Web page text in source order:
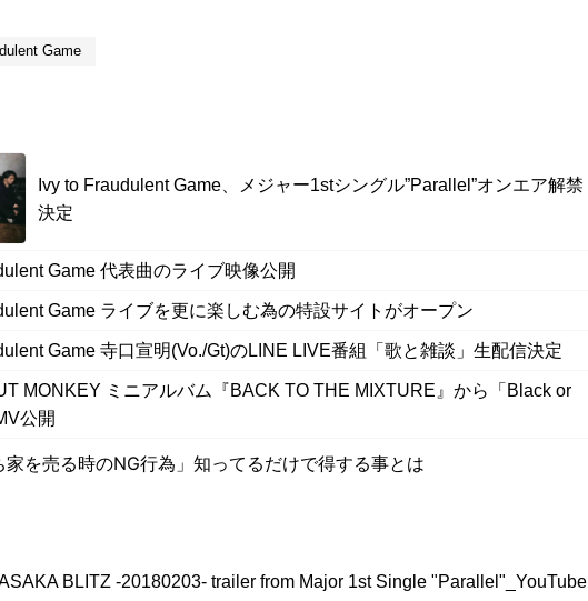
Game
Ivy to Fraudulent Game、メジャー1stシングル”Parallel”オンエア解禁
決定
Game 代表曲のライブ映像公開
Game ライブを更に楽しむ為の特設サイトがオープン
Game 寺口宣明(Vo./Gt)のLINE LIVE番組「歌と雑談」生配信決定
MONKEY ミニアルバム『BACK TO THE MIXTURE』から「Black or
公開
家を売る時のNG行為」知ってるだけで得する事とは
BLITZ -20180203- trailer from Major 1st Single "Parallel"_YouTube